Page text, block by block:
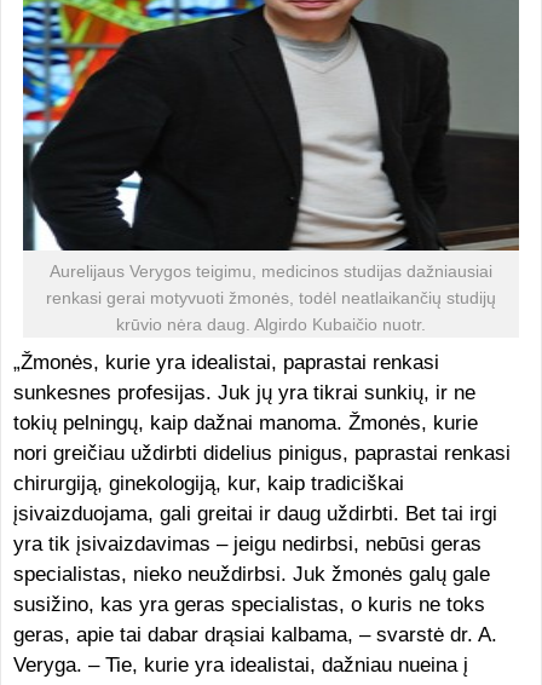
Aurelijaus Verygos teigimu, medicinos studijas dažniausiai
renkasi gerai motyvuoti žmonės, todėl neatlaikančių studijų
krūvio nėra daug. Algirdo Kubaičio nuotr.
„Žmonės, kurie yra idealistai, paprastai renkasi
sunkesnes profesijas. Juk jų yra tikrai sunkių, ir ne
tokių pelningų, kaip dažnai manoma. Žmonės, kurie
nori greičiau uždirbti didelius pinigus, paprastai renkasi
chirurgiją, ginekologiją, kur, kaip tradiciškai
įsivaizduojama, gali greitai ir daug uždirbti. Bet tai irgi
yra tik įsivaizdavimas – jeigu nedirbsi, nebūsi geras
specialistas, nieko neuždirbsi. Juk žmonės galų gale
susižino, kas yra geras specialistas, o kuris ne toks
geras, apie tai dabar drąsiai kalbama, – svarstė dr. A.
Veryga. – Tie, kurie yra idealistai, dažniau nueina į